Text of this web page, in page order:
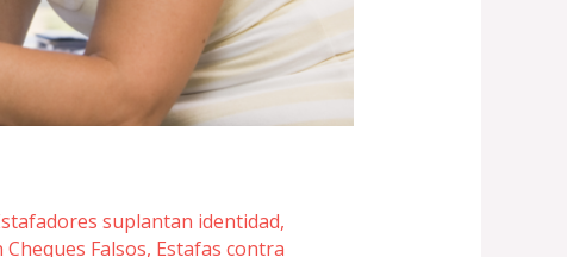
suplantan identidad,
Cheques Falsos, Estafas contra